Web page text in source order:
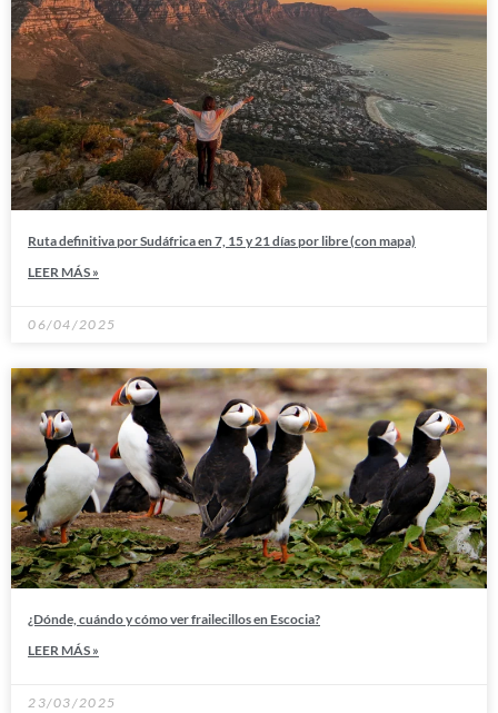
Ruta definitiva por Sudáfrica en 7, 15 y 21 días por libre (con mapa)
LEER MÁS »
06/04/2025
¿Dónde, cuándo y cómo ver frailecillos en Escocia?
LEER MÁS »
23/03/2025